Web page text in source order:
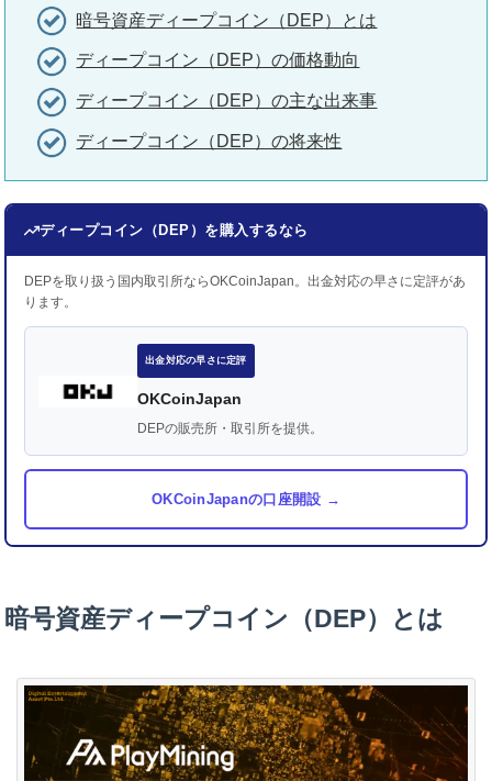
暗号資産ディープコイン（DEP）とは
ディープコイン（DEP）の価格動向
ディープコイン（DEP）の主な出来事
ディープコイン（DEP）の将来性
ディープコイン（DEP）を購入するなら
DEPを取り扱う国内取引所ならOKCoinJapan。出金対応の早さに定評があ
ります。
出金対応の早さに定評
OKCoinJapan
DEPの販売所・取引所を提供。
OKCoinJapanの口座開設 →
暗号資産ディープコイン（DEP）とは